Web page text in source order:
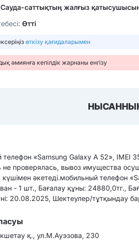
Сауда-саттықтың жалғыз
Өтті
өткізу қағидаларымен
әмиянға кепілдік жарнаны енгізу
«Samsung Galaxy A 52», IMEI
не проверялась, вывоз имущества
күшімен әкетеді.мобильный телефон
- 1 шт., Бағалау құны: 24880,0тг.,
20.08.2025, Шектеулер/тұтқындау
қ., ул.М.Ауэзова, 230